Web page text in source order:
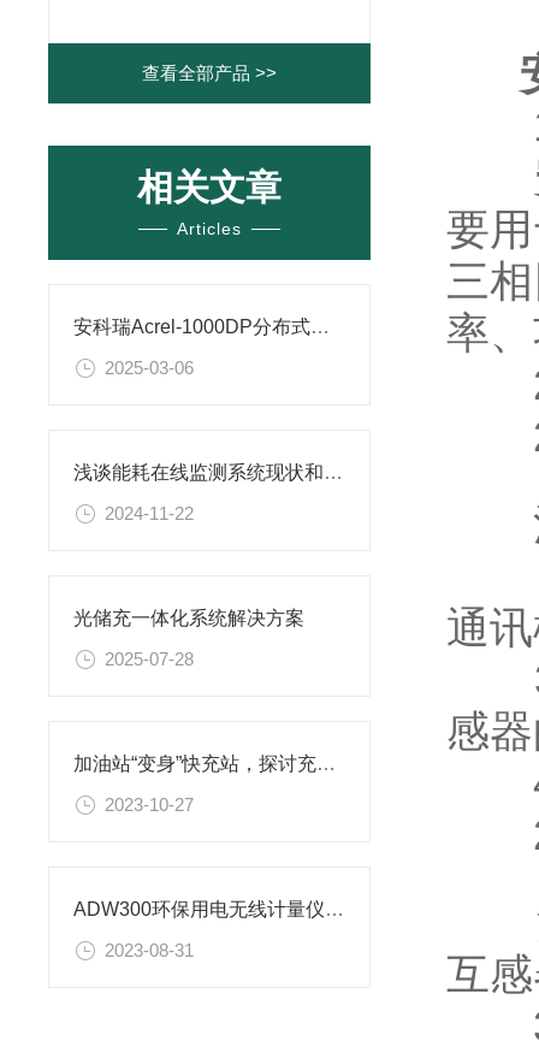
查看全部产品 >>
相关文章
Articles
安科瑞Acrel-1000DP分布式光伏监控系统在某分布式光伏发电项目中的应用
2025-03-06
浅谈能耗在线监测系统现状和建设意义
2024-11-22
光储充一体化系统解决方案
2025-07-28
加油站“变身”快充站，探讨充电新模式
2023-10-27
ADW300环保用电无线计量仪表对接昊美平台实例
2023-08-31
1
要
三
率
2
注
通
3.
感
4.
注
互
3